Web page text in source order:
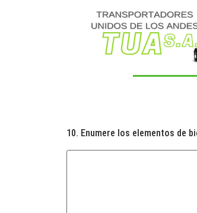
10. Enumere los elementos de